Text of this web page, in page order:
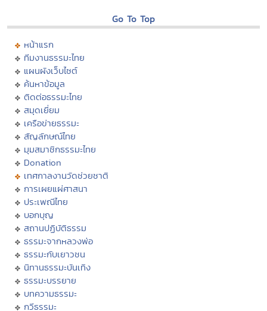
Go To Top
หน้าแรก
ทีมงานธรรมะไทย
แผนผังเว็บไซต์
ค้นหาข้อมูล
ติดต่อธรรมะไทย
สมุดเยี่ยม
เครือข่ายธรรมะ
สัญลักษณ์ไทย
มุมสมาชิกธรรมะไทย
Donation
เทศกาลงานวัดช่วยชาติ
การเผยแผ่ศาสนา
ประเพณีไทย
บอกบุญ
สถานปฏิบัติธรรม
ธรรมะจากหลวงพ่อ
ธรรมะกับเยาวชน
นิทานธรรมะบันเทิง
ธรรมะบรรยาย
บทความธรรมะ
กวีธรรมะ